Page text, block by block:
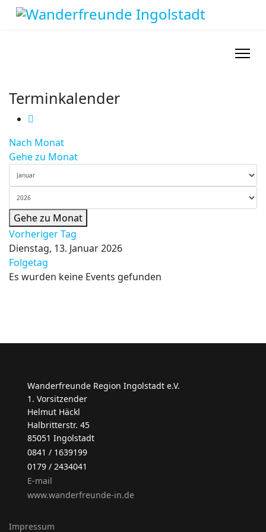
Terminkalender
Nach Monat
Gehe zu Monat
Gehe zu Monat
Vorheriger Tag
Dienstag, 13. Januar 2026
Folgetag
Es wurden keine Events gefunden
Wanderfreunde Region Ingolstadt e.V.
1. Vorsitzender
Helmut Häckl
Halbritterstr. 45
85051 Ingolstadt
0841 / 1639199
0179 / 2434041
E-mail
www.wanderfreunde-in.de
Impressum